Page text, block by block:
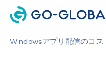
Windowsアプリ配信のコス